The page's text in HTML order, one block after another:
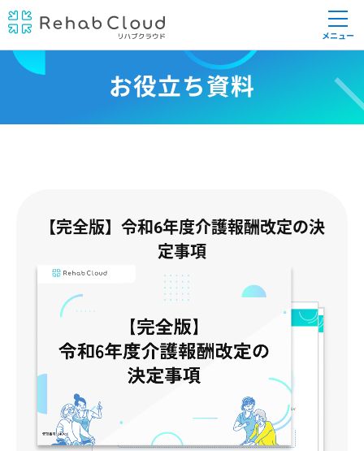
メニュー
お役立ち資料
【完全版】令和6年度介護報酬改定の決
定事項